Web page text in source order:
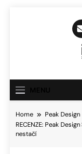
Home
Peak Design
RECENZE: Peak
nestačí